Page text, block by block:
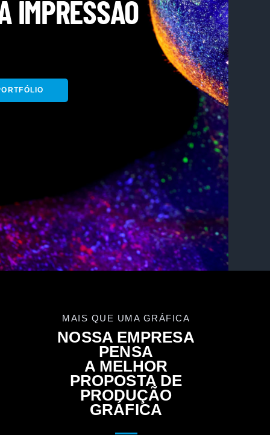
IMPRESSÃO
MAIS QUE UMA GRÁFICA
NOSSA EMPRESA
PENSA
A MELHOR
PROPOSTA DE
PRODUÇÃO
GRÁFICA